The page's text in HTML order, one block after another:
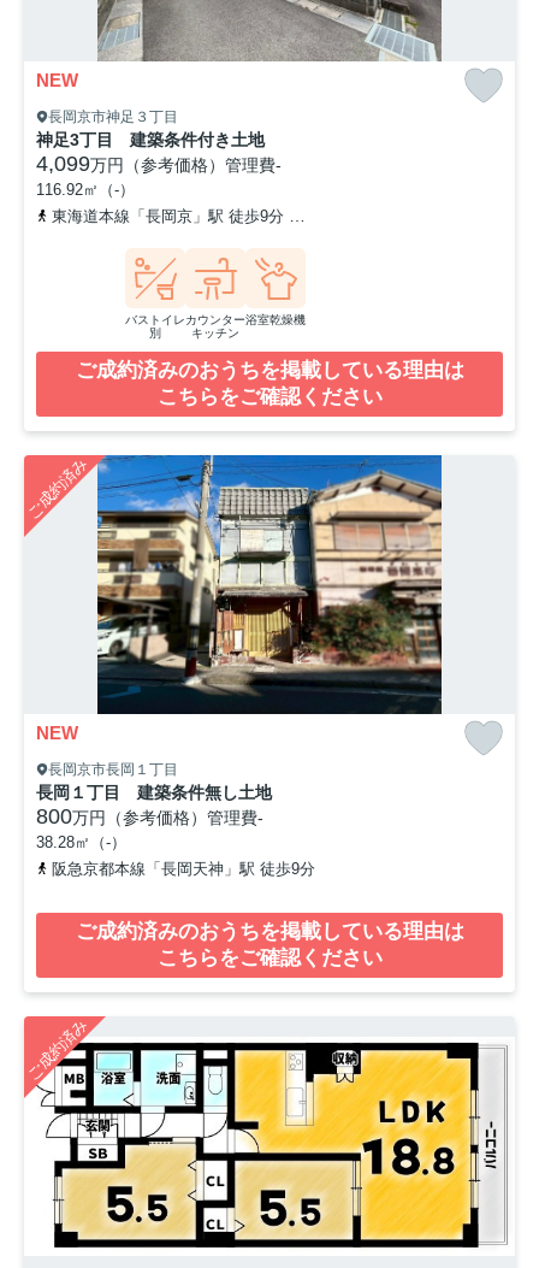
NEW
長岡京市神足３丁目
神足3丁目 建築条件付き土地
4,099万円（参考価格） 管理費-
116.92㎡（-）
東海道本線「長岡京」駅 徒歩9分
バストイレ
別
カウンター
キッチン
浴室乾燥機
ご成約済みのおうちを掲載している理由は
こちらをご確認ください
ご成約済み
NEW
長岡京市長岡１丁目
長岡１丁目 建築条件無し土地
800万円（参考価格） 管理費-
38.28㎡（-）
阪急京都本線「長岡天神」駅 徒歩9分
ご成約済みのおうちを掲載している理由は
こちらをご確認ください
ご成約済み